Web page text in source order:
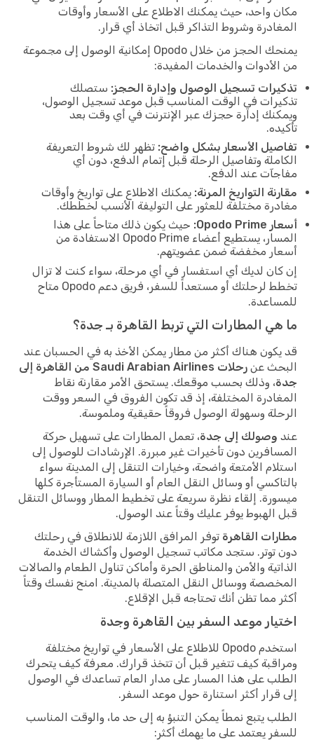
مكان واحد، حيث يمكنك الاطلاع على الأسعار وأوقات
المغادرة وشروط التذاكر قبل اتخاذ أي قرار.
يمنحك الحجز من خلال Opodo إمكانية الوصول إلى مجموعة
من الأدوات والخدمات المفيدة:
تذكيرات تسجيل الوصول وإدارة الحجز: ستصلك
تذكيرات في الوقت المناسب قبل موعد تسجيل الوصول،
ويمكنك إدارة حجزك عبر الإنترنت في أي وقت بعد
تأكيده.
تفاصيل الأسعار بشكل واضح: تظهر لك شروط التعريفة
الكاملة وتفاصيل الرحلة قبل إتمام الدفع، دون أي
مفاجآت عند الدفع.
مقارنة التواريخ المرنة: يمكنك الاطلاع على تواريخ وأوقات
مغادرة مختلفة للعثور على التوليفة الأنسب لخططك.
أسعار Opodo Prime:
حيث يكون ذلك متاحاً على هذا
المسار، يستطيع أعضاء Opodo Prime الاستفادة من
أسعار مخفضة ضمن عضويتهم.
إن كان لديك أي استفسار في أي مرحلة، سواء كنت لا تزال
تخطط لرحلتك أو مستعداً للسفر، فريق دعم Opodo متاح
للمساعدة.
ما هي المطارات التي تربط القاهرة بـ جدة؟
قد يكون هناك أكثر من مطار يمكن الأخذ به في الحسبان عند
البحث عن
رحلات Saudi Arabian Airlines من القاهرة إلى
جدة، وذلك بحسب موقعك. يستحق الأمر مقارنة نقاط
المغادرة المختلفة، إذ قد تكون الفروق في السعر ووقت
الرحلة وسهولة الوصول فروقاً حقيقية وملموسة.
عند وصولك إلى جدة، تعمل المطارات على تسهيل حركة
المسافرين دون تأخيرات غير مبررة. الإرشادات للوصول إلى
استلام الأمتعة واضحة، وخيارات التنقل إلى المدينة سواء
بالتاكسي أو وسائل النقل العام أو السيارة المستأجرة كلها
ميسورة. إلقاء نظرة سريعة على تخطيط المطار ووسائل التنقل
قبل الهبوط يوفر عليك وقتاً عند الوصول.
مطارات القاهرة توفر المرافق اللازمة للانطلاق في رحلتك
دون توتر. ستجد مكاتب تسجيل الوصول وأكشاك الخدمة
الذاتية والأمن والمناطق الحرة وأماكن تناول الطعام والصالات
المخصصة ووسائل النقل المتصلة بالمدينة. امنح نفسك وقتاً
أكثر مما تظن أنك تحتاجه قبل الإقلاع.
اختيار موعد السفر بين القاهرة وجدة
استخدم Opodo للاطلاع على الأسعار في تواريخ مختلفة
ومراقبة كيف تتغير قبل أن تتخذ قرارك. معرفة كيف يتحرك
الطلب على هذا المسار على مدار العام تساعدك في الوصول
إلى قرار أكثر استنارة حول موعد السفر.
الطلب يتبع نمطاً يمكن التنبؤ به إلى حد ما، والوقت المناسب
للسفر يعتمد على ما يهمك أكثر: